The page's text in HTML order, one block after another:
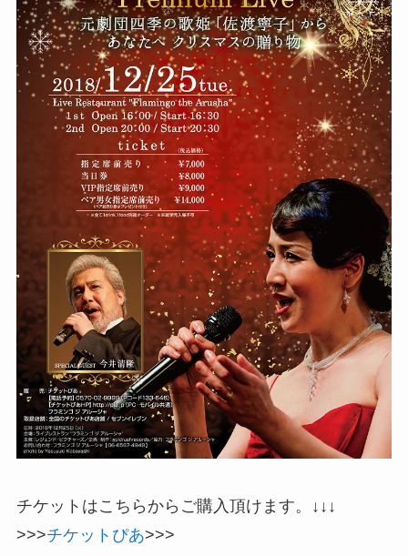
チケットはこちらからご購入頂けます。↓↓↓
>>>チケットぴあ>>>